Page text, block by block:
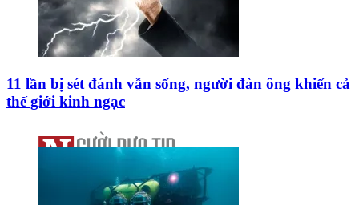
11 lần bị sét đánh vẫn sống, người đàn ông khiến cả
thế giới kinh ngạc